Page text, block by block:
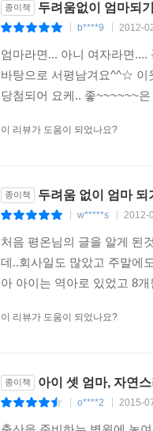
종이책 두려움없이 엄마되기
b****9 2012-
엄마라면... 아니 여자라면
바탕으로 서평남겨요^^☆ 이
당첨되어 요케.. 좋~~~~~~
이 리뷰가 도움이 되었나요?
종이책 두려움 없이 엄마 되
w*****s 2012-
처음 평온님의 글을 알게 된
데..회사일도 많았고 주말에
아 아이는 역아로 있었고 8
이 리뷰가 도움이 되었나요?
종이책 아이 셋 엄마, 자연
o****2 2015-